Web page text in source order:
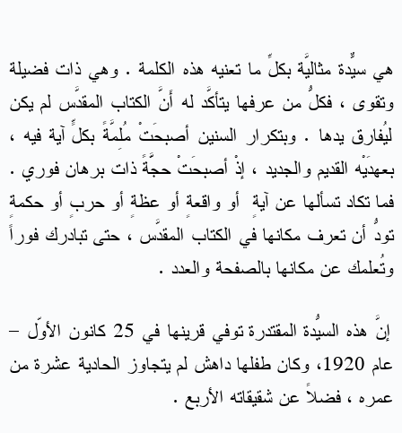
هي سيّدةٌ مثاليَّة بكلِّ ما تعنيه هذه الكلمة . وهي ذات فضيلة
وتقوى ، فكلُّ من عرفها يتأكَّد له أَنَّ الكتاب المقدَّس لم يكن
ليُفارق يدها . وبتكرار السنين أصبحَتْ مُلِمَّةً بكلّ آيةٍ فيه ،
بعهدَيْه القديم والجديد ، إذْ أصبحَتْ حجَّّةً ذات برهان فوري .
فما تكاد تسألها عن آيةٍ أو واقعةٍ أو عظةٍ أو حربٍ أو حكمةٍ
تودُّ أن تعرف مكانها في الكتاب المقدَّس ، حتى تبادرك فوراً
وتُعلمك عن مكانها بالصفحة والعدد .
إنَّ هذه السيّدة المقتدرة تُوفي قرينها في 25 كانون الأوّل –
عام 1920، وكان طفلها داهش لم يتجاوز الحادية عشرة من
عمره ، فضلاً عن شقيقاته الأربع .